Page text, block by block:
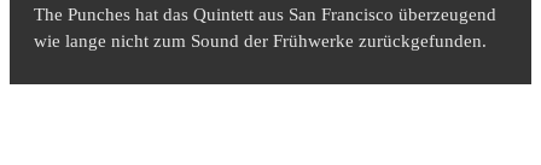
The Punches hat das Quintett aus San Francisco überzeugend
wie lange nicht zum Sound der Frühwerke zurückgefunden.